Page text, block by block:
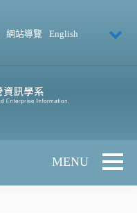
網站導覽
English
Toggle